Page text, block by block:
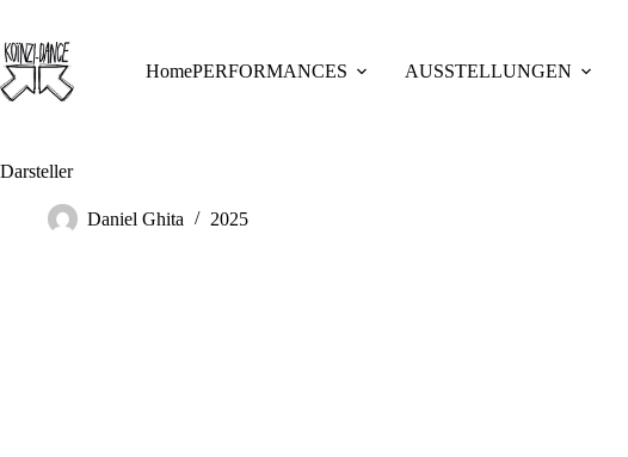
content
HomePERFORMANCES AUSSTELLUNGEN
Darsteller
Daniel Ghita 2025